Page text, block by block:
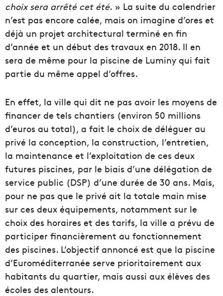
choix sera arrêté cet été. » La suite du calendrier
n’est pas encore calée, mais on imagine d’ores et
déjà un projet architectural terminé en fin
d’année et un début des travaux en 2018. Il en
sera de même pour la piscine de Luminy qui fait
partie du même appel d’offres.
En effet, la ville qui dit ne pas avoir les moyens de
financer de tels chantiers (environ 50 millions
d’euros au total), a fait le choix de déléguer au
privé la conception, la construction, l’entretien,
la maintenance et l’exploitation de ces deux
futures piscines, par le biais d’une délégation de
service public (DSP) d’une durée de 30 ans. Mais,
pour ne pas que le privé ait la totale main mise
sur ces deux équipements, notamment sur le
choix des horaires et des tarifs, la ville a prévu de
participer financièrement au fonctionnement
des piscines. L’objectif annoncé est que la piscine
d’Euroméditerranée serve prioritairement aux
habitants du quartier, mais aussi aux élèves des
écoles des alentours.